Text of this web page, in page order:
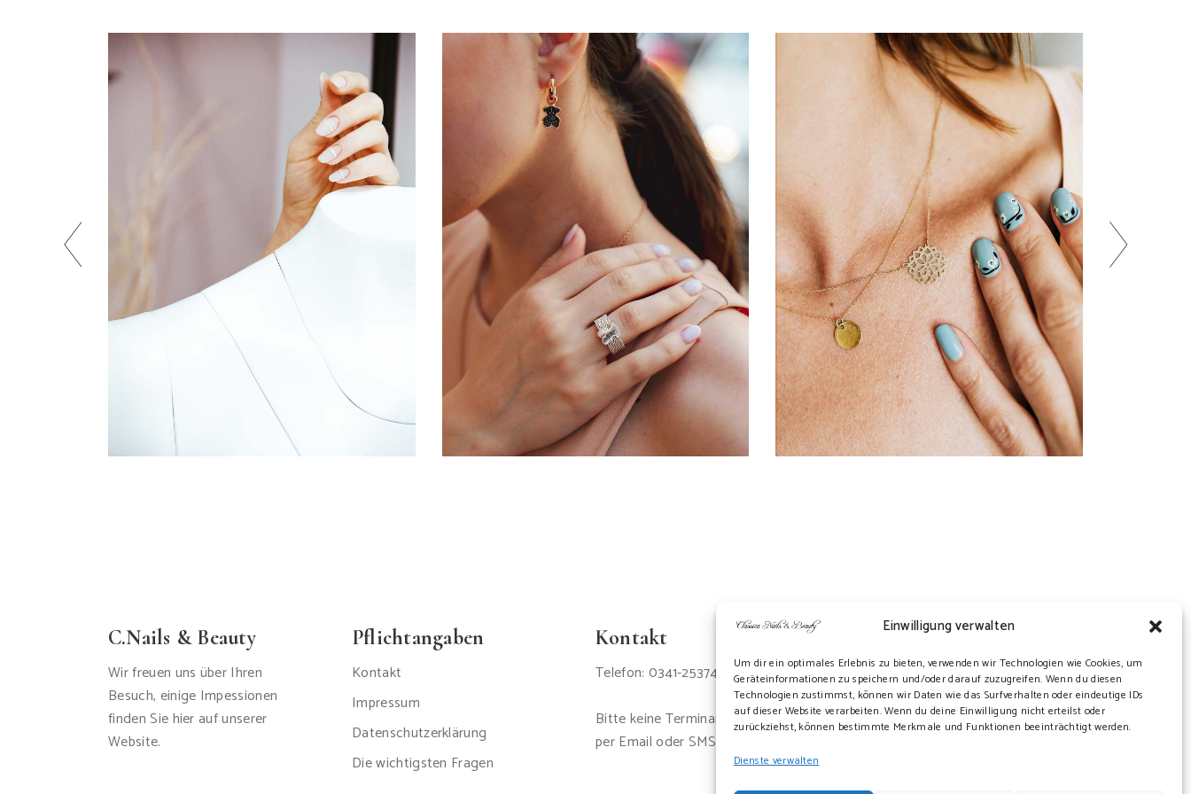
Einwilligung verwalten
Um dir ein optimales Erlebnis zu bieten, verwenden wir Technologien wie Cookies, um
Geräteinformationen zu speichern und/oder darauf zuzugreifen. Wenn du diesen
Technologien zustimmst, können wir Daten wie das Surfverhalten oder eindeutige IDs
auf dieser Website verarbeiten. Wenn du deine Einwilligung nicht erteilst oder
zurückziehst, können bestimmte Merkmale und Funktionen beeinträchtigt werden.
Dienste verwalten
C.Nails & Beauty
Wir freuen uns über Ihren
Besuch, einige Impessionen
finden Sie hier auf unserer
Website.
Pflichtangaben
Kontakt
Impressum
Datenschutzerklärung
Die wichtigsten Fragen
Kontakt
Telefon: 0341-2537447
Bitte keine Terminanfragen
per Email oder SMS